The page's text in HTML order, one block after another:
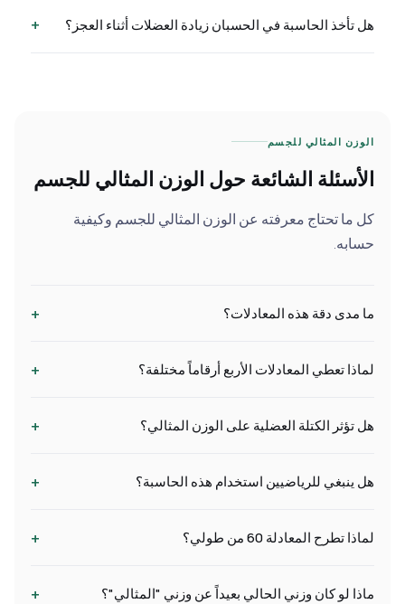
هل تأخذ الحاسبة في الحسبان زيادة العضلات أثناء العجز؟
الوزن المثالي للجسم
الأسئلة الشائعة حول الوزن المثالي للجسم
كل ما تحتاج معرفته عن الوزن المثالي للجسم وكيفية
حسابه.
ما مدى دقة هذه المعادلات؟
لماذا تعطي المعادلات الأربع أرقاماً مختلفة؟
هل تؤثر الكتلة العضلية على الوزن المثالي؟
هل ينبغي للرياضيين استخدام هذه الحاسبة؟
لماذا تطرح المعادلة 60 من طولي؟
ماذا لو كان وزني الحالي بعيداً عن وزني "المثالي"؟